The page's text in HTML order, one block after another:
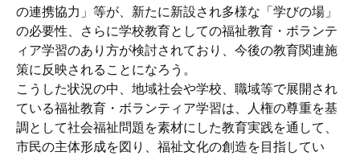
の連携協力」等が、新たに新設され多様な「学びの場」
の必要性、さらに学校教育としての福祉教育・ボランテ
ィア学習のあり方が検討されており、今後の教育関連施
策に反映されることになろう。
こうした状況の中、地域社会や学校、職域等で展開され
ている福祉教育・ボランティア学習は、人権の尊重を基
調として社会福祉問題を素材にした教育実践を通して、
市民の主体形成を図り、福祉文化の創造を目指してい